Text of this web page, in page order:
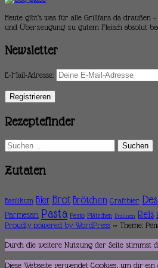
Heute gibt’s was für alle Grillfans da draußen
und Überzeugung zu gutem Fleisch absolut
Newsletter
E-Mail-Adresse:
Rezeptefinder
Suchen
nach:
Zutaten
Basilikum Bier Brot Brötchen Craftbier
Parmesan Pasta Pesto Plätzchen Pralinen Reis
Proudly powered by WordPress ~ Theme:
Durch die weitere Nutzung der Seite stimmst
Diese Webseite verwendet Cookies, um dir